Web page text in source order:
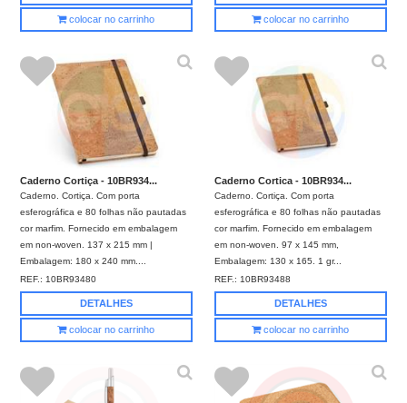
colocar no carrinho colocar no carrinho
Caderno Cortiça - 10BR934...
Caderno. Cortiça. Com porta
esferográfica e 80 folhas não pautadas
cor marfim. Fornecido em embalagem
em non-woven. 137 x 215 mm |
Embalagem: 180 x 240 mm....
REF.: 10BR93480
DETALHES
colocar no carrinho
Caderno Cortica - 10BR934...
Caderno. Cortiça. Com porta
esferográfica e 80 folhas não pautadas
cor marfim. Fornecido em embalagem
em non-woven. 97 x 145 mm,
Embalagem: 130 x 165. 1 gr...
REF.: 10BR93488
DETALHES
colocar no carrinho